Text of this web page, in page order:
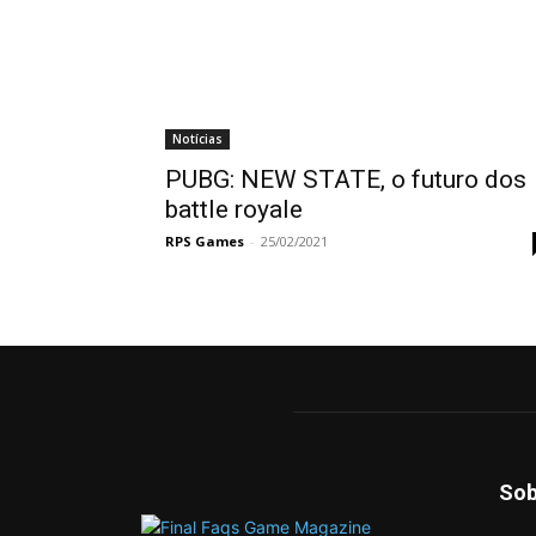
Notícias
PUBG: NEW STATE, o futuro dos
battle royale
RPS Games - 25/02/2021